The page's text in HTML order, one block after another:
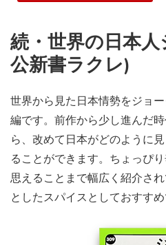
続・世界の日本
公新書ラクレ)
世界から見た日本情勢をジョ
編です。前作から少し進んだ
ら、改めて日本がどのように
ることができます。ちょっぴ
思えることまで幅広く紹介さ
としたスパイスとしておすすめ